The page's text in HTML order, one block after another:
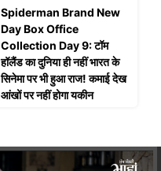
Spiderman Brand New
Day Box Office
Collection Day 9: टॉम
हॉलैंड का दुनिया ही नहीं भारत के
सिनेमा पर भी हुआ राज! कमाई देख
आंखों पर नहीं होगा यकीन